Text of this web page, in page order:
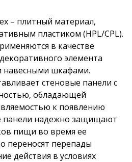
– плитный материал,
пластиком (HPL/CPL).
в качестве
элемента
навесными шкафами.
стеновые панели с
обладающей
к появлению
панели надежно защищают
пищи во время ее
переносят перепады
действия в условиях